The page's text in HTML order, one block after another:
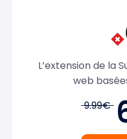
L’extension de la
web
9.99€